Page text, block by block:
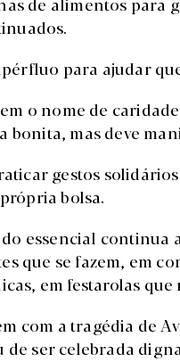
para ajudar
o nome de
mas deve
gestos
bolsa.
essencial continua
que se fazem, em
em festarolas que
com a tragédia de
ser celebrada